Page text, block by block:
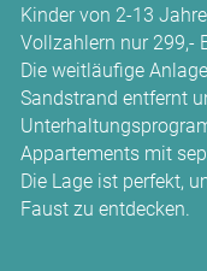
Kinder von 2-13
Vollzahlern nur 299,-
Die weitläufige
Sandstrand entfernt
Appartements mit
Die Lage ist perfekt,
Faust zu entdecken.